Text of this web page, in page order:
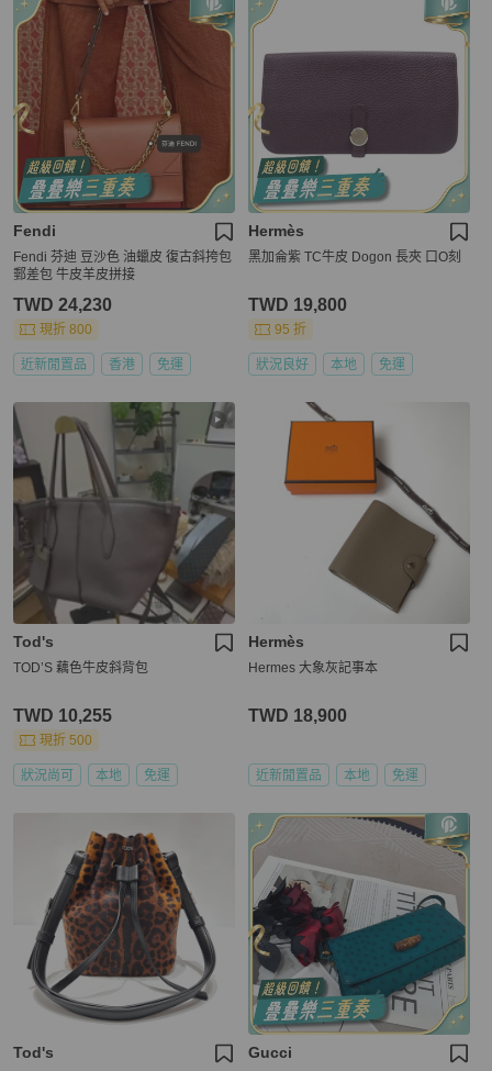
Fendi
Fendi 芬迪 豆沙色 油蠟皮 復古斜挎包
郵差包 牛皮羊皮拼接
TWD 24,230
現折 800
近新閒置品 香港 免運
Hermès
黑加侖紫 TC牛皮 Dogon 長夾 口O刻
TWD 19,800
95 折
狀況良好 本地 免運
Tod's
TOD’S 藕色牛皮斜背包
TWD 10,255
現折 500
狀況尚可 本地 免運
Hermès
Hermes 大象灰記事本
TWD 18,900
近新閒置品 本地 免運
Tod's Gucci